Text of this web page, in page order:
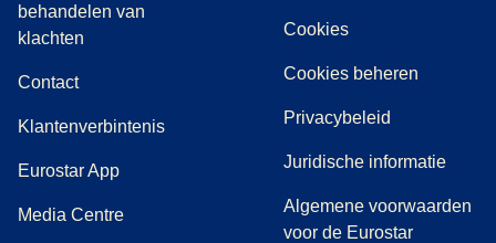
behandelen van
klachten
Contact
Klantenverbintenis
Eurostar App
Media Centre( opent in een nieuwe tab)
Cookies
Cookies beheren
Privacybeleid
Juridische informatie
Algemene voorwaarden
voor de Eurostar